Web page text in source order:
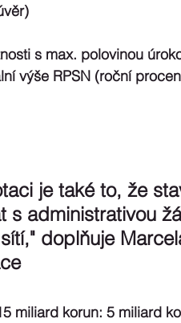
s max. polovinou
výše RPSN (roční
je také to, že
administrativou
doplňuje
miliard korun: 5 miliard